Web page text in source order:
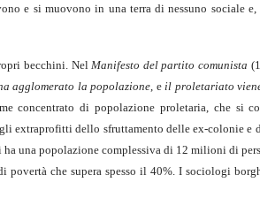
e si muovono in una terra di nessuno sociale e,
becchini. Nel Manifesto del partito comunista
agglomerato la popolazione , e il proletariato
concentrato di popolazione proletaria, che si
extraprofitti dello sfruttamento delle ex-colonie e
una popolazione complessiva di 12 milioni di
povertà che supera spesso il 40%. I sociologi